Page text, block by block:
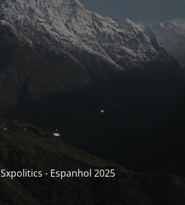
- Espanhol 2025